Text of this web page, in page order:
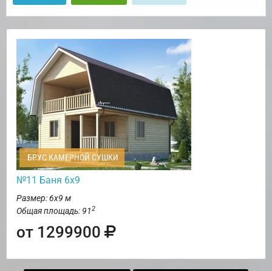
БРУС КАМЕРНОЙ СУШКИ
№11 Баня 6х9
Размер: 6х9 м
Общая площадь: 912
от 1299900